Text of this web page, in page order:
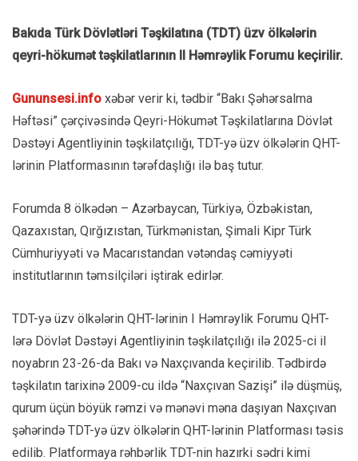
Bakıda Türk Dövlətləri Təşkilatına (TDT) üzv ölkələrin
qeyri-hökumət təşkilatlarının II Həmrəylik Forumu keçirilir.
Gununsesi.info xəbər verir ki, tədbir “Bakı Şəhərsalma
Həftəsi” çərçivəsində Qeyri-Hökumət Təşkilatlarına Dövlət
Dəstəyi Agentliyinin təşkilatçılığı, TDT-yə üzv ölkələrin QHT-
lərinin Platformasının tərəfdaşlığı ilə baş tutur.
Forumda 8 ölkədən – Azərbaycan, Türkiyə, Özbəkistan,
Qazaxıstan, Qırğızıstan, Türkmənistan, Şimali Kipr Türk
Cümhuriyyəti və Macarıstandan vətəndaş cəmiyyəti
institutlarının təmsilçiləri iştirak edirlər.
TDT-yə üzv ölkələrin QHT-lərinin I Həmrəylik Forumu QHT-
lərə Dövlət Dəstəyi Agentliyinin təşkilatçılığı ilə 2025-ci il
noyabrın 23-26-da Bakı və Naxçıvanda keçirilib. Tədbirdə
təşkilatın tarixinə 2009-cu ildə “Naxçıvan Sazişi” ilə düşmüş,
qurum üçün böyük rəmzi və mənəvi məna daşıyan Naxçıvan
şəhərində TDT-yə üzv ölkələrin QHT-lərinin Platforması təsis
edilib. Platformaya rəhbərlik TDT-nin hazırki sədri kimi